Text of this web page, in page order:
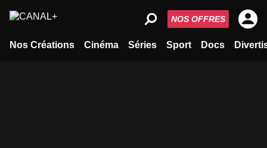
Nos Créations Cinéma Séries Sport Docs
NOS OFFRES